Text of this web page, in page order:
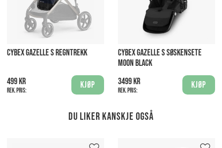
CYBEX GAZELLE S REGNTREKK
499 kr
Rek. pris:
Kjøp
CYBEX GAZELLE S SØSKENSETE
MOON BLACK
3499 kr
Rek. pris:
Kjøp
Du liker kanskje også